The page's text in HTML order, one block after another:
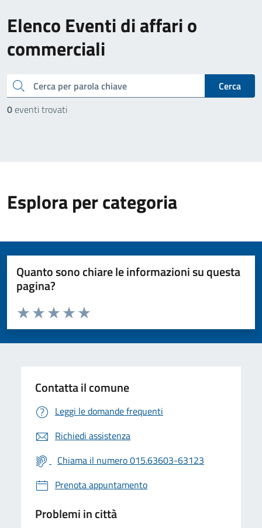
Elenco Eventi di affari o
commerciali
cerca
Cerca
0eventi trovati
Esplora per categoria
Quanto sono chiare le informazioni su questa
pagina?
Valuta da 1 a 5 stelle la pagina
Valuta 5 stelle su 5
Valuta 4 stelle su 5
Valuta 3 stelle su 5
Valuta 2 stelle su 5
Valuta 1 stelle su 5
Contatta il comune
Leggi le domande frequenti
Richiedi assistenza
Chiama il numero 015.63603-63123
Prenota appuntamento
Problemi in città